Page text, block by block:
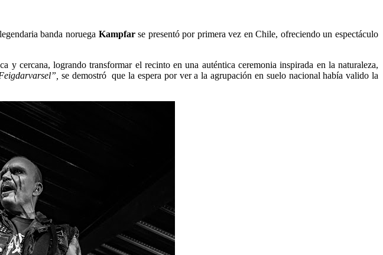
banda noruega Kampfarse presentó por primera vez en Chile, ofreciendo un espectáculo
y cercana, logrando transformar el recinto en una auténtica ceremonia inspirada en la naturaleza,
se demostró que la espera por ver a la agrupación en suelo nacional había valido la